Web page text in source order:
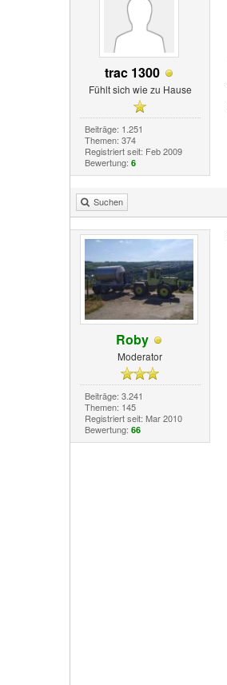
trac 1300
Fühlt sich wie zu Hause
Beiträge: 1.251
Themen: 374
Registriert seit: Feb 2009
Bewertung: 6
Suchen
Roby
Moderator
Beiträge: 3.241
Themen: 145
Registriert seit: Mar 2010
Bewertung: 66